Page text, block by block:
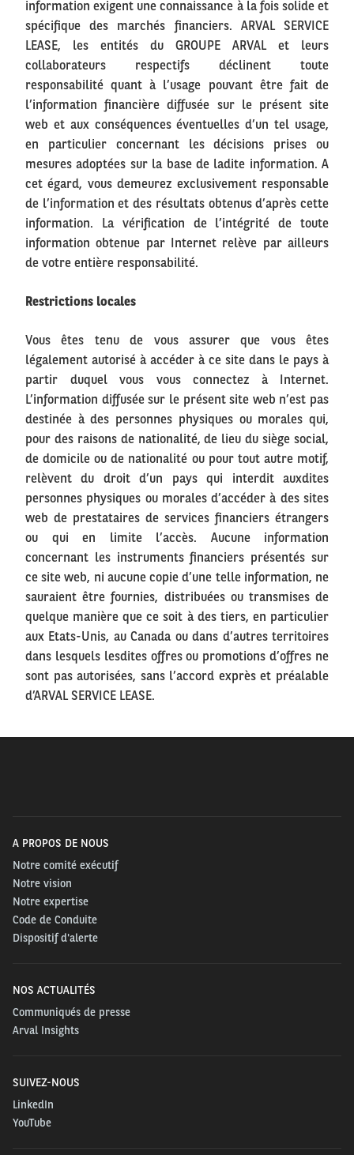
information exigent une connaissance à la fois solide et
spécifique des marchés financiers. ARVAL SERVICE
LEASE, les entités du GROUPE ARVAL et leurs
collaborateurs respectifs déclinent toute
responsabilité quant à l’usage pouvant être fait de
l’information financière diffusée sur le présent site
web et aux conséquences éventuelles d’un tel usage,
en particulier concernant les décisions prises ou
mesures adoptées sur la base de ladite information. A
cet égard, vous demeurez exclusivement responsable
de l’information et des résultats obtenus d’après cette
information. La vérification de l’intégrité de toute
information obtenue par Internet relève par ailleurs
de votre entière responsabilité.
Restrictions locales
Vous êtes tenu de vous assurer que vous êtes
légalement autorisé à accéder à ce site dans le pays à
partir duquel vous vous connectez à Internet.
L’information diffusée sur le présent site web n’est pas
destinée à des personnes physiques ou morales qui,
pour des raisons de nationalité, de lieu du siège social,
de domicile ou de nationalité ou pour tout autre motif,
relèvent du droit d’un pays qui interdit auxdites
personnes physiques ou morales d’accéder à des sites
web de prestataires de services financiers étrangers
ou qui en limite l’accès. Aucune information
concernant les instruments financiers présentés sur
ce site web, ni aucune copie d’une telle information, ne
sauraient être fournies, distribuées ou transmises de
quelque manière que ce soit à des tiers, en particulier
aux Etats-Unis, au Canada ou dans d’autres territoires
dans lesquels lesdites offres ou promotions d’offres ne
sont pas autorisées, sans l’accord exprès et préalable
d’ARVAL SERVICE LEASE.
A PROPOS DE NOUS
Notre comité exécutif
Notre vision
Notre expertise
Code de Conduite
Dispositif d'alerte
NOS ACTUALITÉS
Communiqués de presse
Arval Insights
SUIVEZ-NOUS
LinkedIn
YouTube